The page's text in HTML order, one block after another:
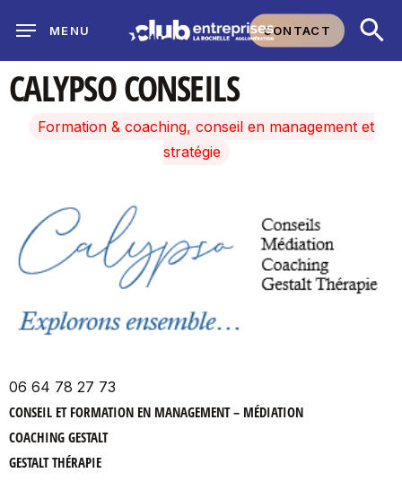
main
content
CONTACT
MENU
CALYPSO CONSEILS
Formation & coaching, conseil en management et
stratégie
06 64 78 27 73
CONSEIL ET FORMATION EN MANAGEMENT – MÉDIATION
COACHING GESTALT
GESTALT THÉRAPIE